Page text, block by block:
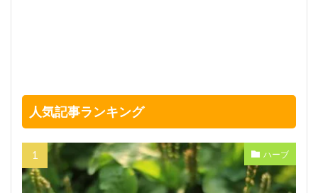
人気記事ランキング
ハーブ